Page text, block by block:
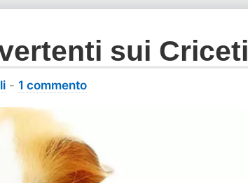
sui Criceti
- 1 commento